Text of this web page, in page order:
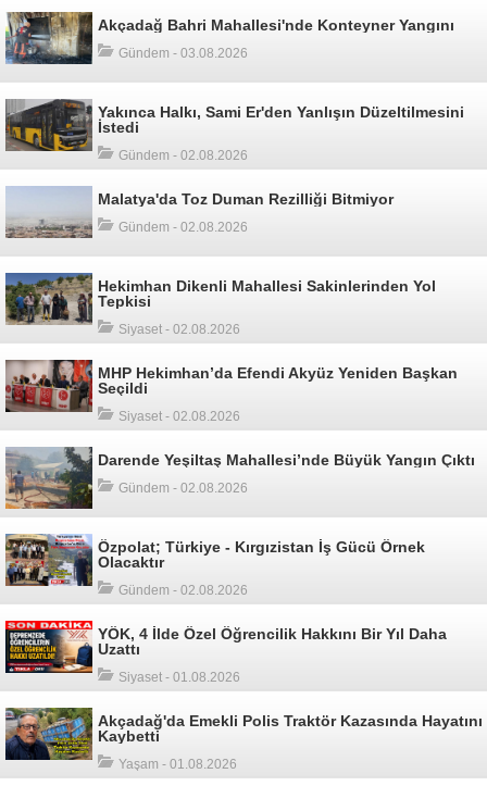
Akçadağ Bahri Mahallesi'nde Konteyner Yangını
Gündem - 03.08.2026
Yakınca Halkı, Sami Er'den Yanlışın Düzeltilmesini
İstedi
Gündem - 02.08.2026
Malatya'da Toz Duman Rezilliği Bitmiyor
Gündem - 02.08.2026
Hekimhan Dikenli Mahallesi Sakinlerinden Yol
Tepkisi
Siyaset - 02.08.2026
MHP Hekimhan’da Efendi Akyüz Yeniden Başkan
Seçildi
Siyaset - 02.08.2026
Darende Yeşiltaş Mahallesi’nde Büyük Yangın Çıktı
Gündem - 02.08.2026
Özpolat; Türkiye - Kırgızistan İş Gücü Örnek
Olacaktır
Gündem - 02.08.2026
YÖK, 4 İlde Özel Öğrencilik Hakkını Bir Yıl Daha
Uzattı
Siyaset - 01.08.2026
Akçadağ'da Emekli Polis Traktör Kazasında Hayatını
Kaybetti
Yaşam - 01.08.2026